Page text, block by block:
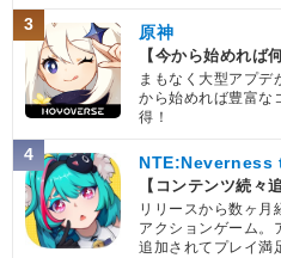
SSブロリー
8.5 /10点
【発動リン
・ 気力+1
戦闘民族
サイヤ人
【一致する
3 原神
【今から始めれば
まもなく大型アプデ
から始めれば豊富な
得！
4 NTE:Neverness
【コンテンツ続々
リリースから数ヶ月
アクションゲーム。
追加されてプレイ満